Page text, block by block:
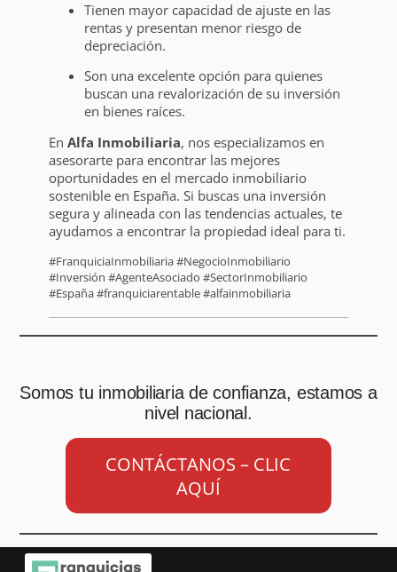
Tienen mayor capacidad de ajuste en las
rentas y presentan menor riesgo de
depreciación.
Son una excelente opción para quienes
buscan una revalorización de su inversión
en bienes raíces.
En Alfa Inmobiliaria, nos especializamos en
asesorarte para encontrar las mejores
oportunidades en el mercado inmobiliario
sostenible en España. Si buscas una inversión
segura y alineada con las tendencias actuales, te
ayudamos a encontrar la propiedad ideal para ti.
#FranquiciaInmobiliaria #NegocioInmobiliario
#Inversión #AgenteAsociado #SectorInmobiliario
#España #franquiciarentable #alfainmobiliaria
Somos tu inmobiliaria de confianza, estamos a
nivel nacional.
CONTÁCTANOS – CLIC
AQUÍ